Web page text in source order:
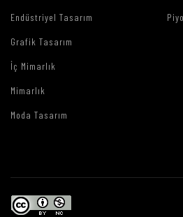
Endüstriyel Tasarım
Grafik Tasarım
İç Mimarlık
Mimarlık
Moda Tasarım